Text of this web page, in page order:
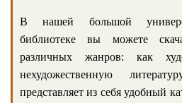
В нашей большой
библиотеке вы можете
различных жанров: как
нехудожественную
представляет из себя удобный